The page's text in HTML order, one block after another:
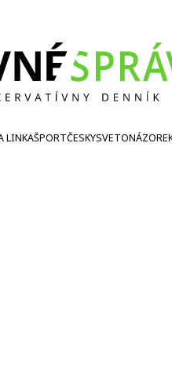
LINKAŠPORTČESKYSVETONÁZOR